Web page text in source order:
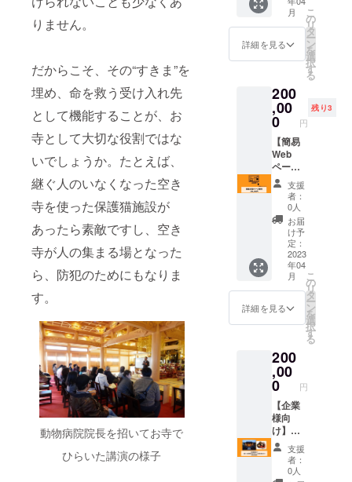
りません。
だからこそ、その“すきま”を
埋め、命を救う受け入れ先
として機能することが、お
寺として大切な役割ではな
いでしょうか。たとえば、
継ぐ人のいなくなった空き
寺を使った保護猫施設が
あったら素敵ですし、空き
寺が人の集まる場となった
ら、防犯のためにもなりま
す。
動物病院院長を招いてお寺で
ひらいた講演の様子
談会・
作務等
〇食
事：1泊
食・2泊
食・昼
食・他
おやつ
等 〇研
修場
所：本
堂並び
客殿
〈施設
につい
て〉 ・
客殿は
和洋折
衷20畳
×2 食
事・休
憩・就
寝場所
は男女
別 ・寝
具は貸
布団 ・
トイレ
は男女
別 ・お
風呂は
近隣の
施設利
とに、
いかに
社員が
立ち回
れば会
社の運
がるの
かを総
合的に
占いま
す。
個々へ
のアド
バイス
もいた
します
よ。 ※
参加さ
れる方
全員の
生年月
日を備
考欄に
ご記入
くださ
い
き） お
寺での
修行体
験を通
じて個
人の成
じ組織
の安
定・成
長を促
す目的
です。
こちね
この活
動を行
なって
いる本
円寺本
堂を研
修場所
として
2023年
の研修
にいか
がで
しょう
宿泊可
能日
数：1泊
2日（初
日12：
00～翌
日14：
00） 〇
研修内
容：法
月
詳細を見る
こ
の
リ
タ
ー
ン
を
選
択
す
る
200
,00
0 円
残り3
【簡易
Web
ページ
制作】
"ホーム
ページ
作成
サービ
「BIND
」にて5
ページ
の簡易
ホーム
ページ
を制作
す。 ・
別途
BINDの
利用料
が発生
します
3278円/
月（税
込） ・
テンプ
支援
者：
0人
お届
け予
定：
2023
年04
月
詳細を見る
こ
の
リ
タ
ー
ン
を
選
択
す
る
200
,00
0 円
【企業
様向
け】お
堂で１
泊研修
20人ま
支援
者：
0人